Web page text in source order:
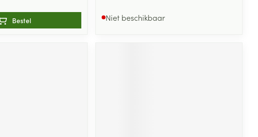
Bestel Niet beschikbaar